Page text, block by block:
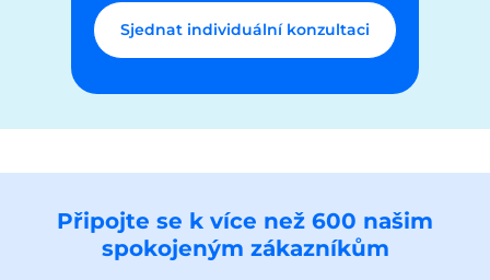
Sjednat individuální konzultaci
Připojte se k více než 600 našim
spokojeným zákazníkům